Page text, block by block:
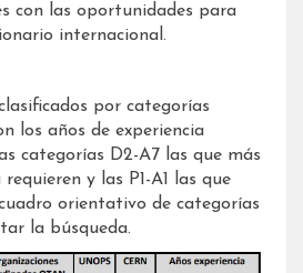
con las oportunidades para
internacional.
por categorías
los años de experiencia
categorías D2-A7 las que más
y las P1-A1 las que
orientativo de categorías
la búsqueda.